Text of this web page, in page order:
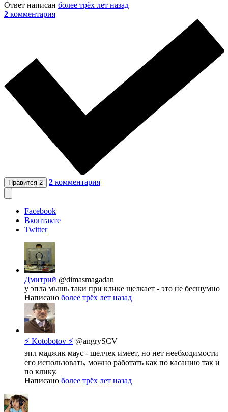
Ответ написан более трёх лет назад
2 комментария
Нравится 2 2 комментария
Facebook
Вконтакте
Twitter
Дмитрий @dimasmagadan
у эпла мышь таки при клике щелкает - это не бесшумно
Написано более трёх лет назад
⚡ Kotobotov ⚡ @angrySCV
эпл маджик маус - щелчек имеет, но нет неебходимости
его использовать, можно работать как по касанию так и
по клику.
Написано более трёх лет назад